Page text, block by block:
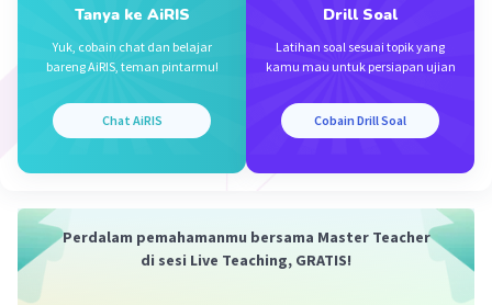
mengambil alih kekuasaan lewat Surat Perintah
Sebelas Maret (Supersemar). Tap MPRS Nomor
XXV/1966 ditetapkan oleh Ketua MPRS Jenderal
Beri Rating·5.0(1) Balas
Tanya ke AiRIS
Yuk, cobain chat dan belajar
bareng AiRIS, teman pintarmu!
Chat AiRIS
Drill Soal
Latihan soal sesuai topik yang
kamu mau untuk persiapan ujian
Cobain Drill Soal
Perdalam pemahamanmu bersama Master Teacher
di sesi Live Teaching, GRATIS!